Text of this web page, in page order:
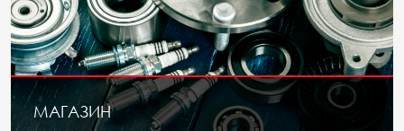
МАГАЗИН